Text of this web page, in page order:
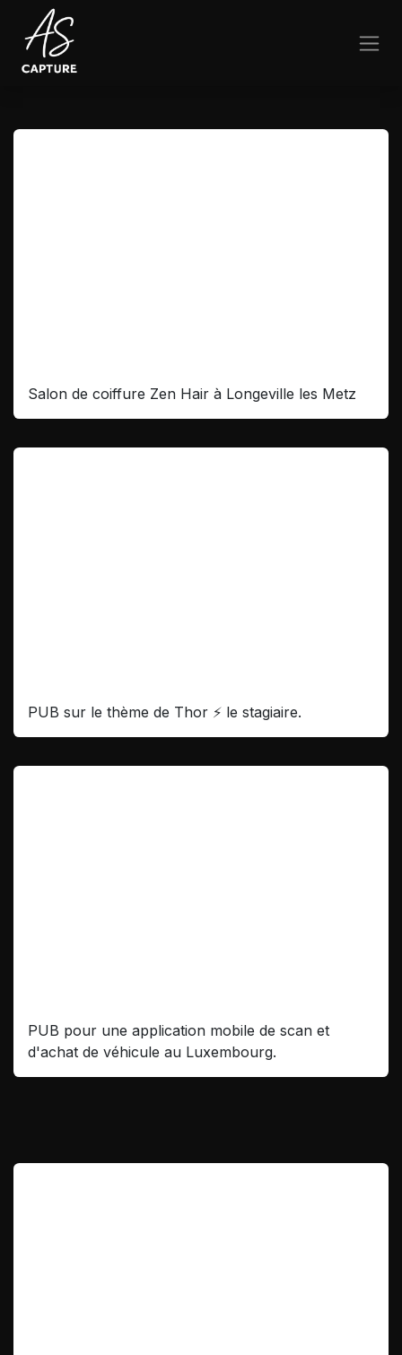
Se rendre au contenu
Salon de coiffure Zen Hair à Longeville les Metz
PUB sur le thème de Thor ⚡️ le stagiaire.
PUB pour une application mobile de scan et
d'achat de véhicule au Luxembourg.